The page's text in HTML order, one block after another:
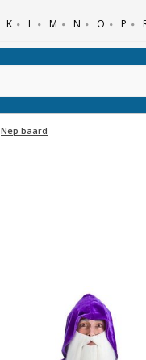
K L M N O P
Nep baard